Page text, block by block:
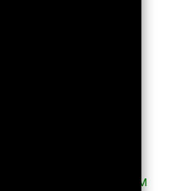
в Красилове
в Краснограде
в Кременце
в Кременчуге
в Кривом Роге
в Кролевце
в Кропивницком